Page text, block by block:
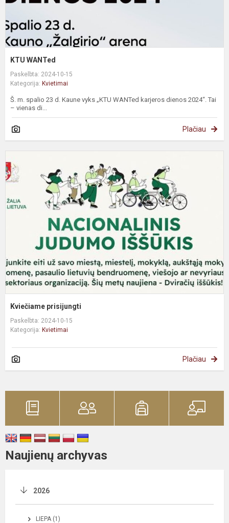
KTU WANTed
Paskelbta: 2024-10-15
Kategorija: Kvietimai
Š. m. spalio 23 d. Kaune vyks „KTU WANTed karjeros dienos 2024“. Tai
– vienas di...
Plačiau
Kviečiame prisijungti
Paskelbta: 2024-10-15
Kategorija: Kvietimai
Plačiau
Naujienų archyvas
2026
LIEPA (1)